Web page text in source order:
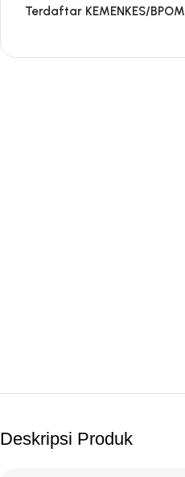
Terdaftar KEMENKES/BPOM
Deskripsi Produk